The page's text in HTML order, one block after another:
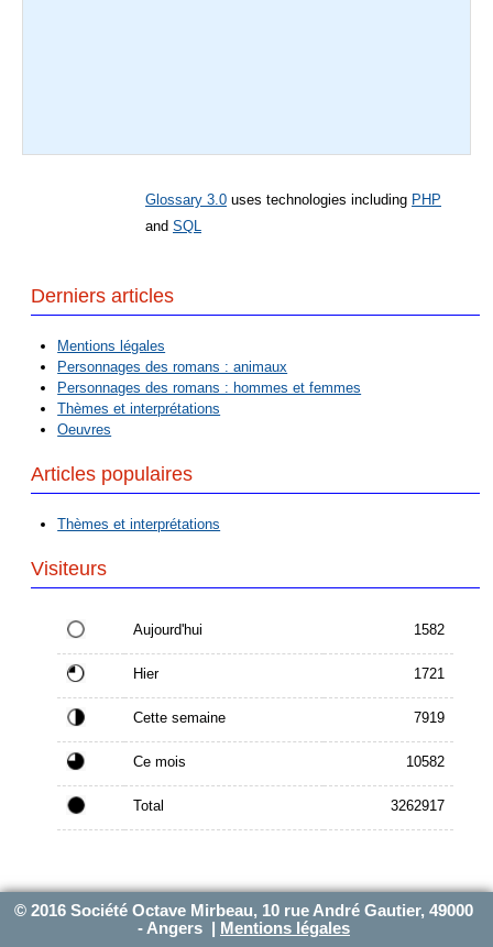
Glossary 3.0 uses technologies including PHP
and SQL
Derniers articles
Mentions légales
Personnages des romans : animaux
Personnages des romans : hommes et femmes
Thèmes et interprétations
Oeuvres
Articles populaires
Thèmes et interprétations
Visiteurs
Aujourd'hui 1582
Hier 1721
Cette semaine 7919
Ce mois 10582
Total 3262917
© 2016 Société Octave Mirbeau, 10 rue André Gautier, 49000
- Angers |
Mentions légales